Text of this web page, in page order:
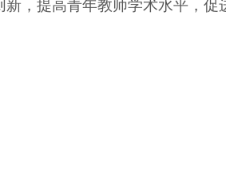
，提高青年教师学术水平，促